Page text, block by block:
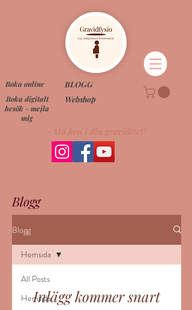
Boka online
Boka digitalt
besök - mejla
mig
BLOGG
Webshop
- Må bra i din graviditet!
Blogg
Blogg
All Posts
Hemsida
Hemsida
Inlägg kommer snart